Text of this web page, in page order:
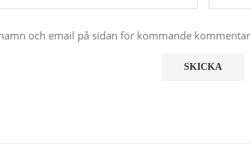
och email på sidan för kommande